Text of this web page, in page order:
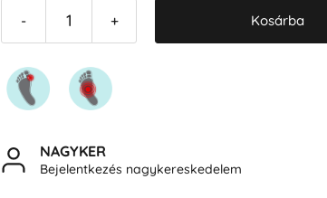
- + Kosárba
NAGYKER
Bejelentkezés nagykereskedelem